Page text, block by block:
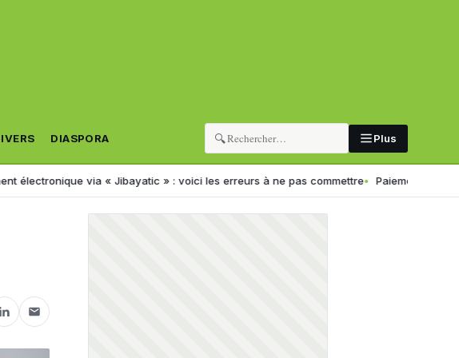
DIASPORA 🔍 Plus
via « Jibayatic » : voici les erreurs à ne pas commettre Paiement électronique